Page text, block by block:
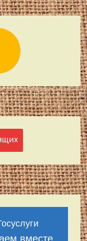
вместе